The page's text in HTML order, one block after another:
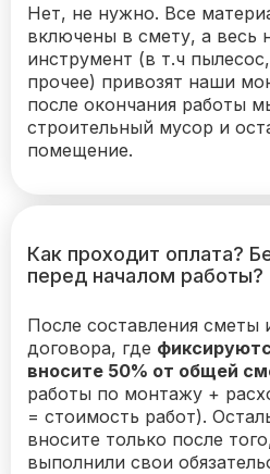
Нет, не нужно. Все
включены в смету, а весь
инструмент (в т.ч
прочее) привозят наши
после окончания работы
строительный мусор и
помещение.
Как проходит оплата?
перед началом работы?
После составления сметы
договора, где
вносите 50% от общей
работы по монтажу +
= стоимость работ).
вносите только после
выполнили свои